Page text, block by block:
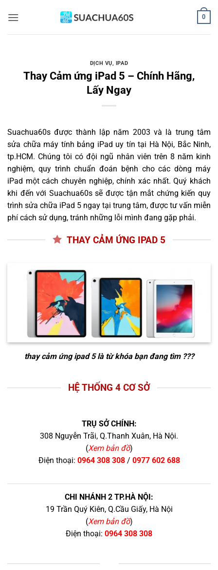
qua
0
DỊCH VỤ, IPAD
Thay Cảm ứng iPad 5 – Chính Hãng,
Lấy Ngay
Suachua60s được thành lập năm 2003 và là trung tâm
sửa chữa máy tính bảng iPad uy tín tại Hà Nội, Bắc Ninh,
tp.HCM. Chúng tôi có đội ngũ nhân viên trên 8 năm kinh
nghiệm, quy trình chuẩn đoán bệnh cho các dòng máy
iPad một cách chuyên nghiệp, chính xác nhất. Quý khách
khi đến với Suachua60s sẽ được tận mắt chứng kiến quy
trình sửa chữa iPad 5 ngay tại trung tâm, được tư vấn miễn
phí cách sử dụng, tránh những lỗi mình đang gặp phải.
THAY CẢM ỨNG IPAD 5
thay cảm ứng ipad 5là từ khóa bạn đang tìm ???
HỆ THỐNG 4 CƠ SỞ
TRỤ SỞ CHÍNH:
308 Nguyễn Trãi, Q.Thanh Xuân, Hà Nội.
(Xem bản đồ)
Điện thoại: 0964 308 308/ 0977 602 688
CHI NHÁNH 2 TP.HÀ NỘI:
19 Trần Quý Kiên, Q.Cầu Giấy, Hà Nội
(Xem bản đồ)
Điện thoại: 0964 308 308